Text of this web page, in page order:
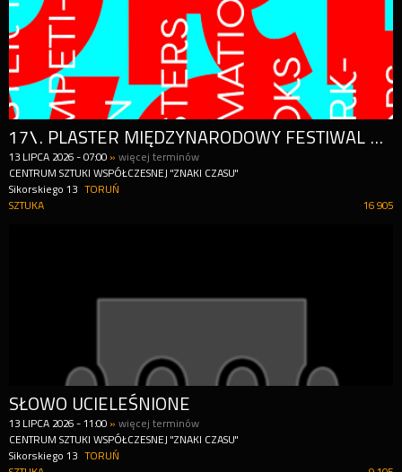
17\. PLASTER MIĘDZYNARODOWY FESTIWAL GRAFIKI PROJEKTOWEJ
13 LIPCA 2026 -07:00 »więcej terminów
CENTRUM SZTUKI WSPÓŁCZESNEJ "ZNAKI CZASU"
Sikorskiego 13
TORUŃ
16 905
SZTUKA
SŁOWO UCIELEŚNIONE
13 LIPCA 2026 -11:00 »więcej terminów
CENTRUM SZTUKI WSPÓŁCZESNEJ "ZNAKI CZASU"
Sikorskiego 13
TORUŃ